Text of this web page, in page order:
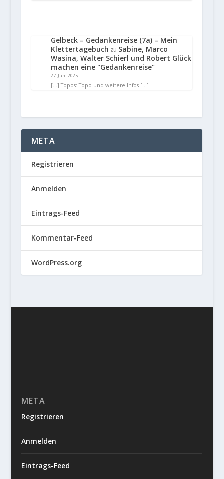
Gelbeck – Gedankenreise (7a) – Mein
Klettertagebuch zu Sabine, Marco
Wasina, Walter Schierl und Robert Glück
machen eine "Gedankenreise"
27. Juni 2025
[…] Topos: Topo und weitere Infos […]
META
Registrieren
Anmelden
Eintrags-Feed
Kommentar-Feed
WordPress.org
META
Registrieren
Anmelden
Eintrags-Feed